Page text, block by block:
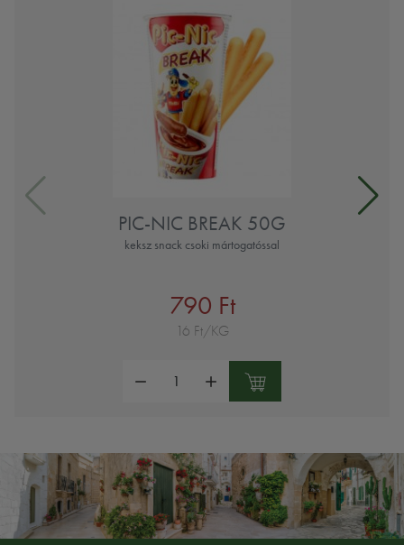
PIC-NIC BREAK 50G
keksz snack csoki mártogatóssal
790 Ft
16 Ft/KG